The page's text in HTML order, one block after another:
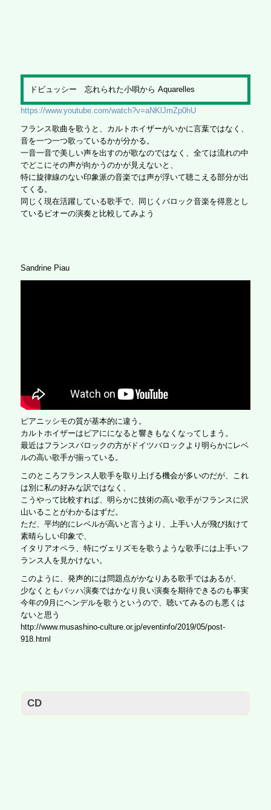
ドビュッシー 忘れられた小唄から Aquarelles
https://www.youtube.com/watch?v=aNKlJmZp0hU
フランス歌曲を歌うと、カルトホイザーがいかに言葉ではなく、
音を一つ一つ歌っているかが分かる。
一音一音で美しい声を出すのが歌なのではなく、全ては流れの中
でどこにその声が向かうのかが見えないと、
特に旋律線のない印象派の音楽では声が浮いて聴こえる部分が出
てくる。
同じく現在活躍している歌手で、同じくバロック音楽を得意とし
ているピオーの演奏と比較してみよう
Sandrine Piau
ピアニッシモの質が基本的に違う。
カルトホイザーはピアにになると響きもなくなってしまう。
最近はフランスバロックの方がドイツバロックより明らかにレベ
ルの高い歌手が揃っている。
このところフランス人歌手を取り上げる機会が多いのだが、これ
は別に私の好みな訳ではなく、
こうやって比較すれば、明らかに技術の高い歌手がフランスに沢
山いることがわかるはずだ。
ただ、平均的にレベルが高いと言うより、上手い人が飛び抜けて
素晴らしい印象で、
イタリアオペラ、特にヴェリズモを歌うような歌手には上手いフ
ランス人を見かけない。
このように、発声的には問題点がかなりある歌手ではあるが、
少なくともバッハ演奏ではかなり良い演奏を期待できるのも事実
今年の9月にヘンデルを歌うというので、聴いてみるのも悪くは
ないと思う
http://www.musashino-culture.or.jp/eventinfo/2019/05/post-
918.html
CD